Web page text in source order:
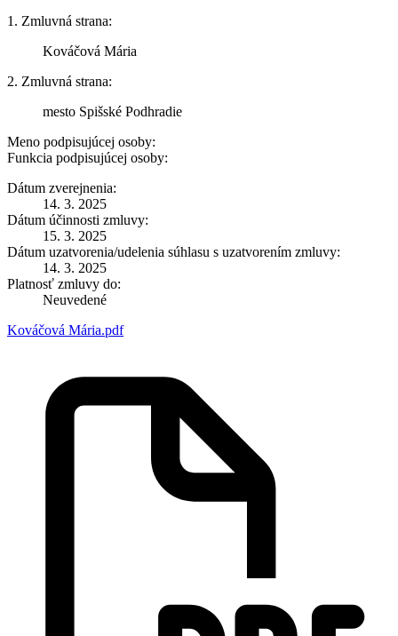
1. Zmluvná strana:
Kováčová Mária
2. Zmluvná strana:
mesto Spišské Podhradie
Meno podpisujúcej osoby:
Funkcia podpisujúcej osoby:
Dátum zverejnenia:
14. 3. 2025
Dátum účinnosti zmluvy:
15. 3. 2025
Dátum uzatvorenia/udelenia súhlasu s uzatvorením zmluvy:
14. 3. 2025
Platnosť zmluvy do:
Neuvedené
Kováčová Mária.pdf